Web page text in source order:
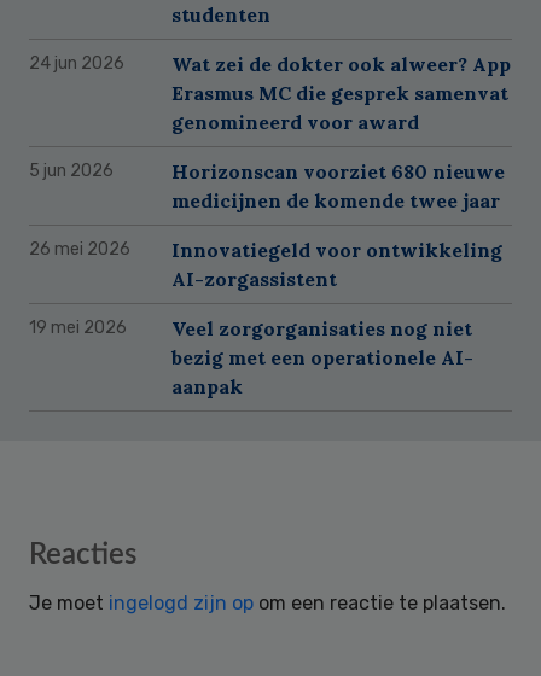
studenten
24 jun 2026
Wat zei de dokter ook alweer? App
Erasmus MC die gesprek samenvat
genomineerd voor award
5 jun 2026
Horizonscan voorziet 680 nieuwe
medicijnen de komende twee jaar
26 mei 2026
Innovatiegeld voor ontwikkeling
AI-zorgassistent
19 mei 2026
Veel zorgorganisaties nog niet
bezig met een operationele AI-
aanpak
Reader
Reacties
Je moet ingelogd zijn op om een reactie te plaatsen.